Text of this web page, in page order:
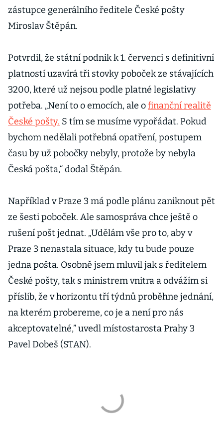
zástupce generálního ředitele České pošty
Miroslav Štěpán.
Potvrdil, že státní podnik k 1. červenci s definitivní
platností uzavírá tři stovky poboček ze stávajících
3200, které už nejsou podle platné legislativy
potřeba. „Není to o emocích, ale ofinanční realitě
České pošty. S tím se musíme vypořádat. Pokud
bychom nedělali potřebná opatření, postupem
času by už pobočky nebyly, protože by nebyla
Česká pošta,“ dodal Štěpán.
Například v Praze 3 má podle plánu zaniknout pět
ze šesti poboček. Ale samospráva chce ještě o
rušení pošt jednat. „Udělám vše pro to, aby v
Praze 3 nenastala situace, kdy tu bude pouze
jedna pošta. Osobně jsem mluvil jak s ředitelem
České pošty, tak s ministrem vnitra a odvážím si
příslib, že v horizontu tří týdnů proběhne jednání,
na kterém probereme, co je a není pro nás
akceptovatelné,” uvedl místostarosta Prahy 3
Pavel Dobeš (STAN).